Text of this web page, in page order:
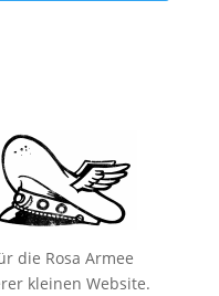
die Rosa Armee
kleinen Website.